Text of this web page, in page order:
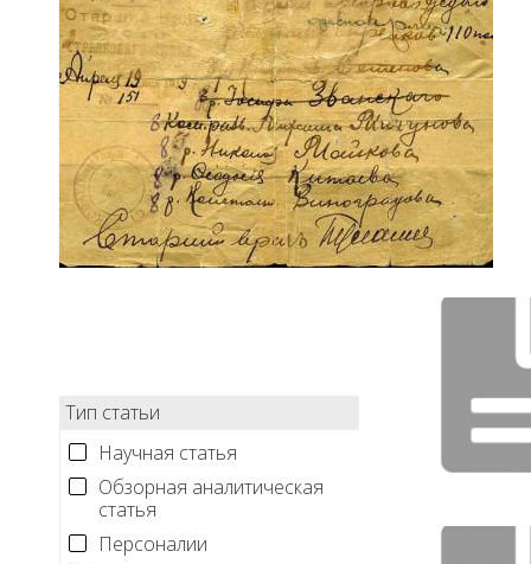
Тип статьи
Научная статья
Обзорная аналитическая
статья
Персоналии